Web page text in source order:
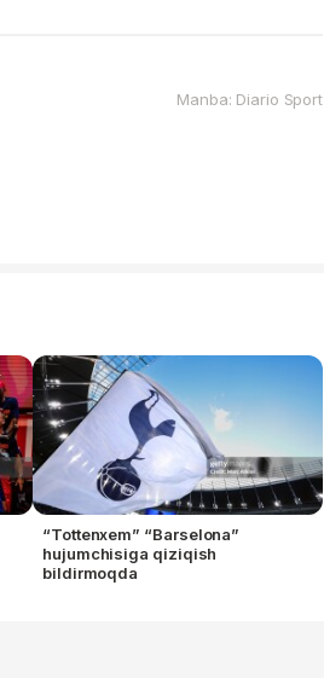
Manba: Diario Sport
“Tottenxem” “Barselona”
hujumchisiga qiziqish
bildirmoqda